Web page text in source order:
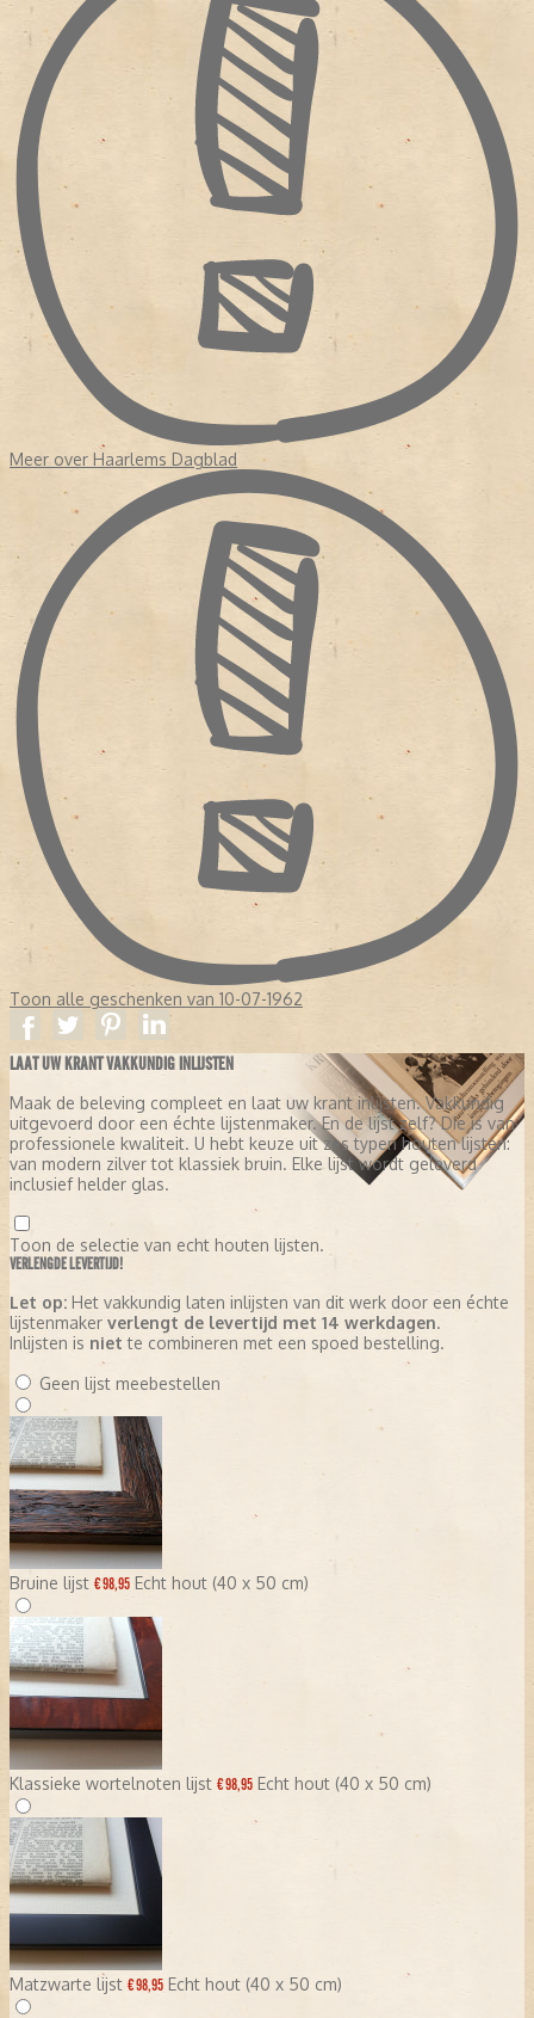
van Royen.
- In april 2013 verscheen de krant voor het eerst als tabloid.
Meer over Haarlems Dagblad
Toon alle geschenken van 10-07-1962
LAAT UW KRANT VAKKUNDIG INLIJSTEN
Maak de beleving compleet en laat uw krant inlijsten. Vakkundig
uitgevoerd door een échte lijstenmaker. En de lijst zelf? Die is van
professionele kwaliteit. U hebt keuze uit zes typen houten lijsten:
van modern zilver tot klassiek bruin. Elke lijst wordt geleverd
inclusief helder glas.
Toon de selectie van echt houten lijsten.
VERLENGDE LEVERTIJD!
Let op: Het vakkundig laten inlijsten van dit werk door een échte
lijstenmaker verlengt de levertijd met 14 werkdagen.
Inlijsten is niet te combineren met een spoed bestelling.
Geen lijst meebestellen
Bruine lijst € 98,95 Echt hout (40 x 50 cm)
Klassieke wortelnoten lijst € 98,95 Echt hout (40 x 50 cm)
Matzwarte lijst € 98,95 Echt hout (40 x 50 cm)